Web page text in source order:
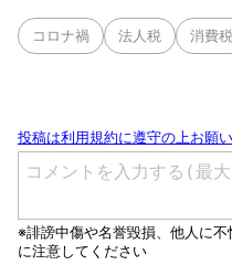
コロナ禍 法人税 消費税